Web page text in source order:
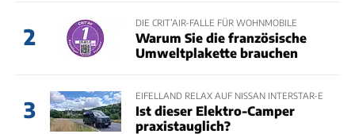
2
DIE CRIT’AIR-FALLE FÜR WOHNMOBILE
Warum Sie die französische
Umweltplakette brauchen
3
EIFELLAND RELAX AUF NISSAN INTERSTAR-E
Ist dieser Elektro-Camper
praxistauglich?